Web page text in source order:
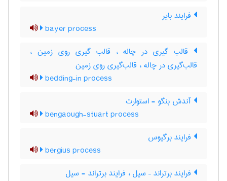
فرایند بایر
bayer process
قالب گیری در چاله ، قالب گیری روی زمین ،
قالب‌گیری در چاله ، قالب‌گیری روی زمین
bedding-in process
آندش بنگو - استوارت
bengaough-stuart process
فرایند برگیوس
bergius process
فرایند برتراند – سیل ، فرایند برتراند - سیل